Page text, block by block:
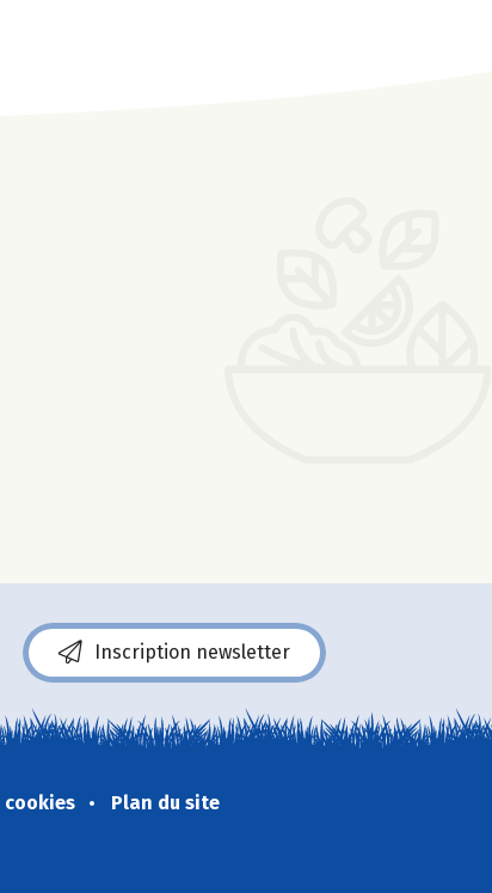
Inscription newsletter
cookies Plan du site